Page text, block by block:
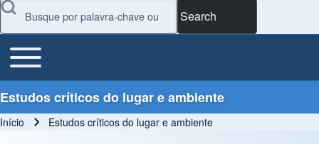
Search
Main Menu
Toggle main menu
Estudos críticos do lugar e ambiente
Início Estudos críticos do lugar e ambiente